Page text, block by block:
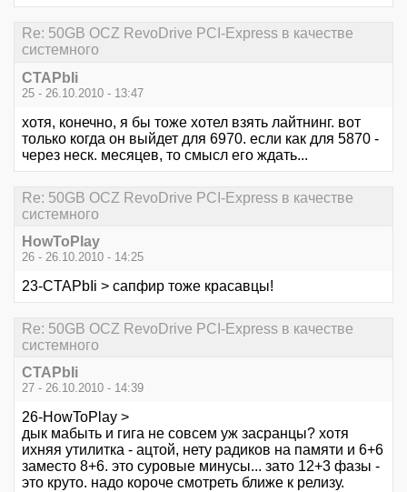
Re: 50GB OCZ RevoDrive PCI-Express в качестве
системного
CTAPbIi
25 - 26.10.2010 - 13:47
хотя, конечно, я бы тоже хотел взять лайтнинг. вот
только когда он выйдет для 6970. если как для 5870 -
через неск. месяцев, то смысл его ждать...
Re: 50GB OCZ RevoDrive PCI-Express в качестве
системного
HowToPlay
26 - 26.10.2010 - 14:25
23-CTAPbIi > сапфир тоже красавцы!
Re: 50GB OCZ RevoDrive PCI-Express в качестве
системного
CTAPbIi
27 - 26.10.2010 - 14:39
26-HowToPlay >
дык мабыть и гига не совсем уж засранцы? хотя
ихняя утилитка - ацтой, нету радиков на памяти и 6+6
заместо 8+6. это суровые минусы... зато 12+3 фазы -
это круто. надо короче смотреть ближе к релизу.